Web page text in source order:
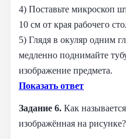
4) Поставьте микроскоп
10 см от края рабочего
5) Глядя в окуляр одним
медленно поднимайте
изображение предмета.
Показать ответ
Задание 6. Как
изображённая на рисунке?